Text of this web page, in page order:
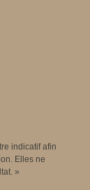
indicatif afin
Elles ne
»